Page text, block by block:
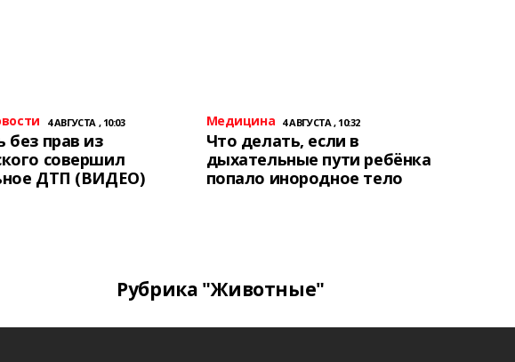
4 АВГУСТА , 10:03
без прав из
совершил
ДТП (ВИДЕО)
Медицина 4 АВГУСТА , 10:32
Что делать, если в
дыхательные пути ребёнка
попало инородное тело
Рубрика "Животные"